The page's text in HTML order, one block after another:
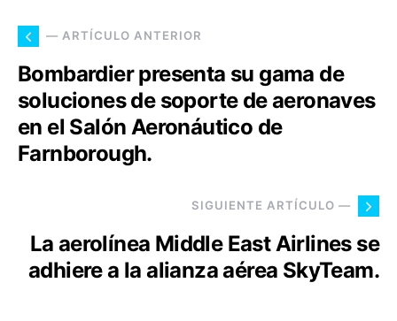
— ARTÍCULO ANTERIOR
Bombardier presenta su gama de
soluciones de soporte de aeronaves
en el Salón Aeronáutico de
Farnborough.
SIGUIENTE ARTÍCULO —
La aerolínea Middle East Airlines se
adhiere a la alianza aérea SkyTeam.